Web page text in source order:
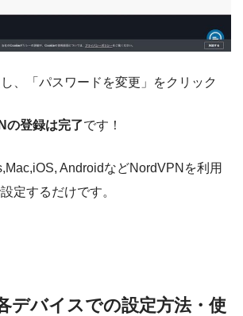
、「パスワードを変更」をクリック
の登録は完了です！
AndroidなどNordVPNを利用
定するだけです。
デバイスでの設定方法・使